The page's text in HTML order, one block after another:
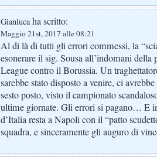
Gianlucaha scritto:
Maggio 21st, 2017 alle 08:21
Al di là di tutti gli errori commessi, la
esonerare il sig. Sousa all’indomani
League contro il Borussia. Un
sarebbe stato disposto a venire, ci
sesto posto, visto il campionato
ultime giornate. Gli errori si pagano… E
d’Italia resta a Napoli con il “patto
squadra, e sinceramente gli auguro di